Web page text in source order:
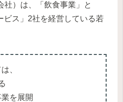
社）は、「飲食事業」と
ビス」2社を経営している若
、
を展開